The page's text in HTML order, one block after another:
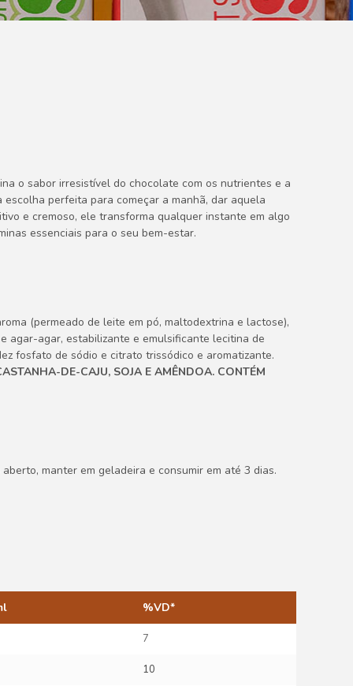
o sabor irresistível do chocolate com os nutrientes e a
perfeita para começar a manhã, dar aquela
e cremoso, ele transforma qualquer instante em algo
essenciais para o seu bem-estar.
(permeado de leite em pó, maltodextrina e lactose),
agar-agar, estabilizante e emulsificante lecitina de
fosfato de sódio e citrato trissódico e aromatizante.
DE-CAJU, SOJA E AMÊNDOA. CONTÉM
manter em geladeira e consumir em até 3 dias.
%VD*
7
10